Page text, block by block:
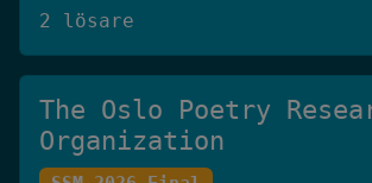
2 lösare
The Oslo Poetry
Organization